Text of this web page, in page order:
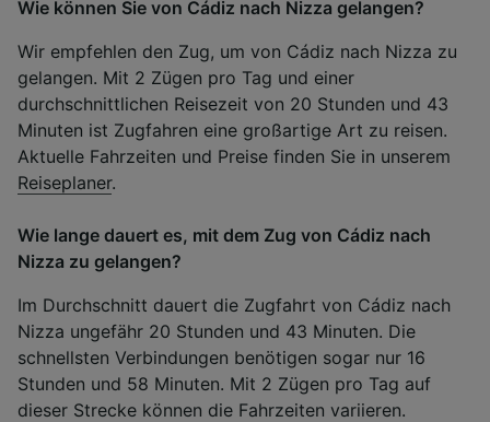
Wie können Sie von Cádiz nach Nizza gelangen?
Wir empfehlen den Zug, um von Cádiz nach Nizza zu
gelangen. Mit 2 Zügen pro Tag und einer
durchschnittlichen Reisezeit von 20 Stunden und 43
Minuten ist Zugfahren eine großartige Art zu reisen.
Aktuelle Fahrzeiten und Preise finden Sie in unserem
Reiseplaner.
Wie lange dauert es, mit dem Zug von Cádiz nach
Nizza zu gelangen?
Im Durchschnitt dauert die Zugfahrt von Cádiz nach
Nizza ungefähr 20 Stunden und 43 Minuten. Die
schnellsten Verbindungen benötigen sogar nur 16
Stunden und 58 Minuten. Mit 2 Zügen pro Tag auf
dieser Strecke können die Fahrzeiten variieren.